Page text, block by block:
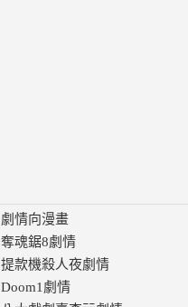
劇情向漫畫
奪魂鋸8劇情
提款機殺人夜劇情
Doom1劇情